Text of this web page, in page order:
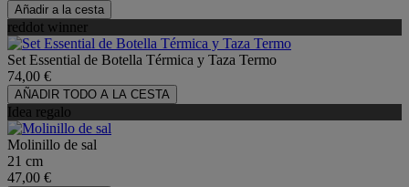
Añadir a la cesta
reddot winner
Set Essential de Botella Térmica y Taza Termo
74,00 €
AÑADIR TODO A LA CESTA
Idea regalo
Molinillo de sal
21 cm
47,00 €